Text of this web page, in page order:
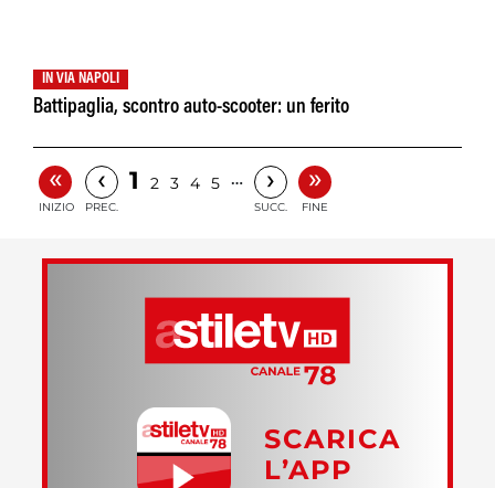
IN VIA NAPOLI
Battipaglia, scontro auto-scooter: un ferito
«
INIZIO
‹
PREC.
1 2 3 4 5 … ›
SUCC.
»
FINE
SCARICA
L’APP